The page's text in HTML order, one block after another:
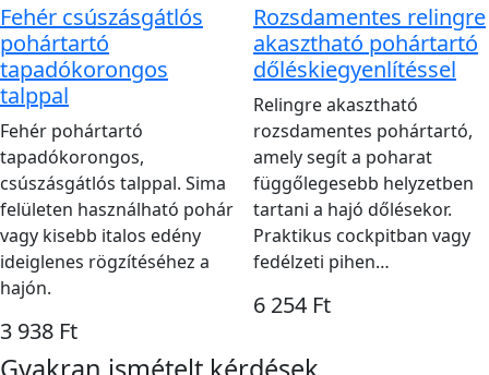
Fehér csúszásgátlós
pohártartó
tapadókorongos
talppal
Fehér pohártartó
tapadókorongos,
csúszásgátlós talppal. Sima
felületen használható pohár
vagy kisebb italos edény
ideiglenes rögzítéséhez a
hajón.
3 938 Ft
Rozsdamentes relingre
akasztható pohártartó
dőléskiegyenlítéssel
Relingre akasztható
rozsdamentes pohártartó,
amely segít a poharat
függőlegesebb helyzetben
tartani a hajó dőlésekor.
Praktikus cockpitban vagy
fedélzeti pihen…
6 254 Ft